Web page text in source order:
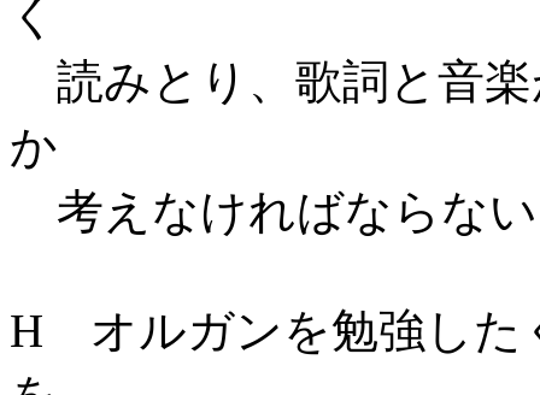
く
読みとり、歌詞と音
か
考えなければならな
H オルガンを勉強した